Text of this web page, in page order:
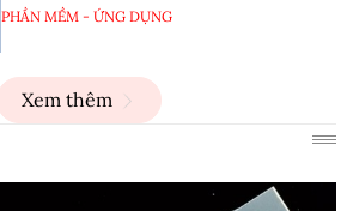
PHẦN MỀM - ỨNG DỤNG
Xem thêm